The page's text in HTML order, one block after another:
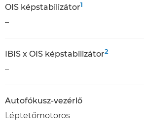
OIS képstabilizátor1
–
IBIS x OIS képstabilizátor2
–
Autofókusz-vezérlő
Léptetőmotoros